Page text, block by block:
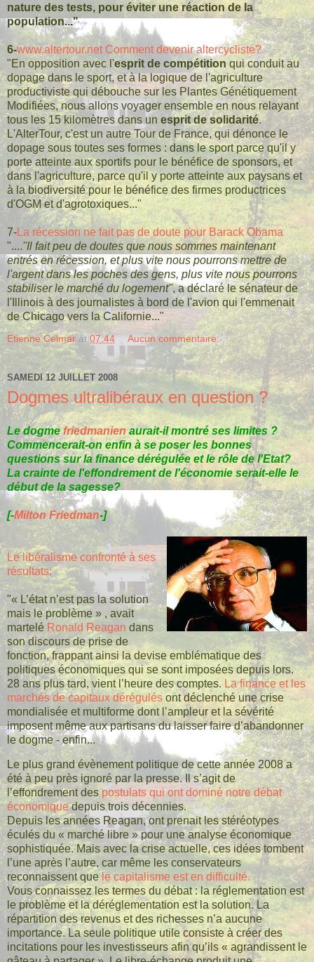
nature des tests, pour éviter une réaction de la
population..."
6-www.altertour.net Comment devenir altercycliste?
"En opposition avec l'esprit de compétitionqui conduit au
dopage dans le sport, et à la logique de l'agriculture
productiviste qui débouche sur les Plantes Génétiquement
Modifiées, nous allons voyager ensemble en nous relayant
tous les 15 kilomètres dans unesprit de solidarité.
L'AlterTour, c'est un autre Tour de France, qui dénonce le
dopage sous toutes ses formes : dans le sport parce qu'il y
porte atteinte aux sportifs pour le bénéfice de sponsors, et
dans l'agriculture, parce qu'il y porte atteinte aux paysans et
à la biodiversité pour le bénéfice des firmes productrices
d'OGM et d'agrotoxiques..."
7-La récession ne fait pas de doute pour Barack Obama
"....''Il fait peu de doutes que nous sommes maintenant
entrés en récession, et plus vite nous pourrons mettre de
l'argent dans les poches des gens, plus vite nous pourrons
stabiliser le marché du logement'', a déclaré le sénateur de
l'Illinois à des journalistes à bord de l'avion qui l'emmenait
de Chicago vers la Californie..."
Etienne Celmar at 07:44 Aucun commentaire:
SAMEDI 12 JUILLET 2008
Dogmes ultralibéraux en question ?
Le dogmefriedmanienaurait-il montré ses limites ?
Commencerait-on enfin à se poser les bonnes
questions sur la finance dérégulée et le rôle de l'Etat?
La crainte de l'effondrement de l'économie serait-elle le
début de la sagesse?
[-Milton Friedman-]
Le libéralisme confronté à ses
résultats:
"« L’état n’est pas la solution
mais le problème » , avait
martelé Ronald Reagan dans
son discours de prise de
fonction, frappant ainsi la devise emblématique des
politiques économiques qui se sont imposées depuis lors.
28 ans plus tard, vient l’heure des comptes.La finance et les
marchés de capitaux dérégulés ont déclenché une crise
mondialisée et multiforme dont l’ampleur et la sévérité
imposent même aux partisans du laisser faire d’abandonner
le dogme - enfin...
Le plus grand évènement politique de cette année 2008 a
été à peu près ignoré par la presse. Il s’agit de
l’effondrement despostulats qui ont dominé notre débat
économiquedepuis trois décennies.
Depuis les années Reagan, ont prenait les stéréotypes
éculés du « marché libre » pour une analyse économique
sophistiquée. Mais avec la crise actuelle, ces idées tombent
l’une après l’autre, car même les conservateurs
reconnaissent quele capitalisme est en difficulté.
Vous connaissez les termes du débat : la réglementation est
le problème et la déréglementation est la solution. La
répartition des revenus et des richesses n’a aucune
importance. La seule politique utile consiste à créer des
incitations pour les investisseurs afin qu’ils « agrandissent le